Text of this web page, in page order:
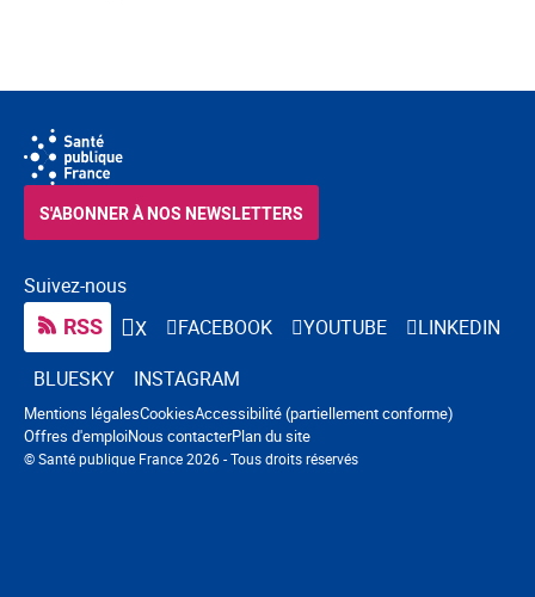
Suivez-nous
RSS X FACEBOOK YOUTUBE
LINKEDIN
BLUESKY
INSTAGRAM
S'ABONNER À NOS NEWSLETTERS
© Santé publique France 2026 - Tous droits réservés
Navigation pied de page
Mentions légalesCookiesAccessibilité (partiellement conforme)
Offres d'emploiNous contacterPlan du site